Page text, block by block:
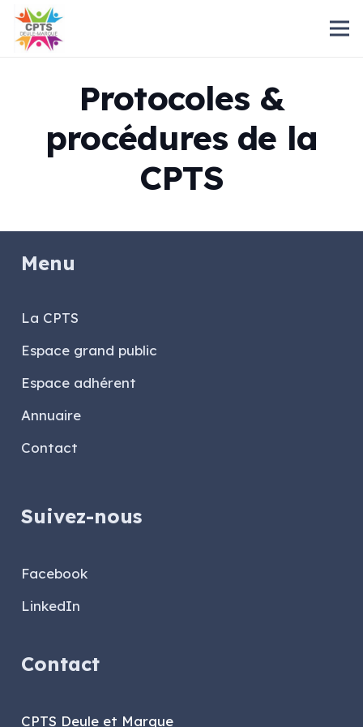
Protocoles &
procédures de la
CPTS
Menu
La CPTS
Espace grand public
Espace adhérent
Annuaire
Contact
Suivez-nous
Facebook
LinkedIn
Contact
CPTS Deule et Marque